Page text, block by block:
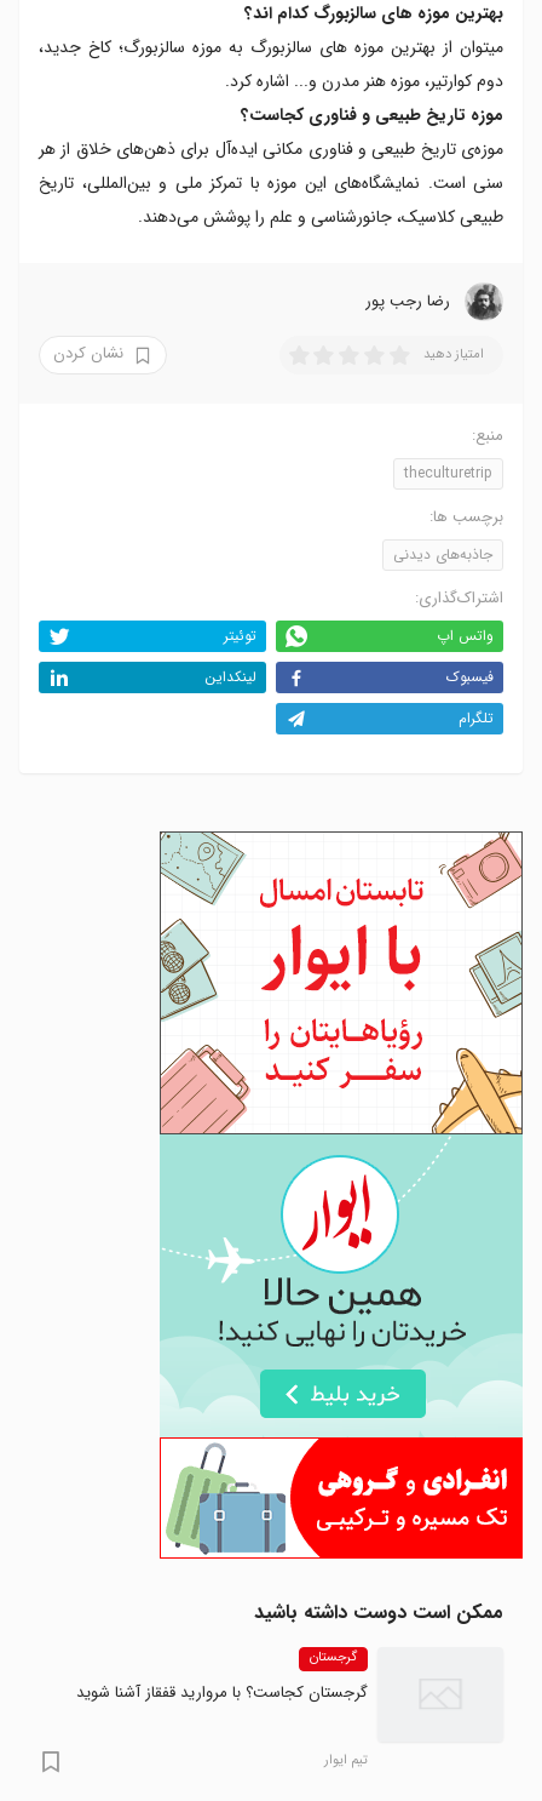
بهترین موزه‌ های سالزبورگ کدام اند؟
میتوان از بهترین موزه‌ های سالزبورگ به موزه سالزبورگ؛ کاخ جدید،
دوم کوارتیر، موزه هنر مدرن و... اشاره کرد.
موزه تاریخ طبیعی و فناوری کجاست؟
موزه‌ی تاریخ طبیعی و فناوری مکانی ایده‌آل برای ذهن‌های خلاق از هر
سنی است. نمایشگاه‌های این موزه با تمرکز ملی و بین‌المللی، تاریخ
طبیعی کلاسیک، جانورشناسی و علم را پوشش می‌دهند.
رضا‍ رجب پور
امتیاز دهید نشان کردن
منبع:
theculturetrip
برچسب ها:
جاذبه‌های دیدنی
اشتراک‌گذاری:
واتس اپ
توئیتر
فیسبوک
لینکداین
تلگرام
ممکن است دوست داشته باشید
گرجستان
گرجستان کجاست؟ با مروارید قفقاز آشنا شوید
تیم ایوار